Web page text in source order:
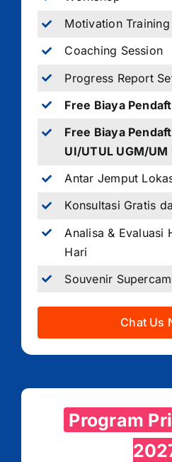
Motivation Training
Coaching Session
Progress Report
Free Biaya
Free Biaya
UI/UTUL UGM/UM
Antar Jemput
Konsultasi Gratis
Analisa & Evaluasi
Hari
Souvenir
Chat Us
Program